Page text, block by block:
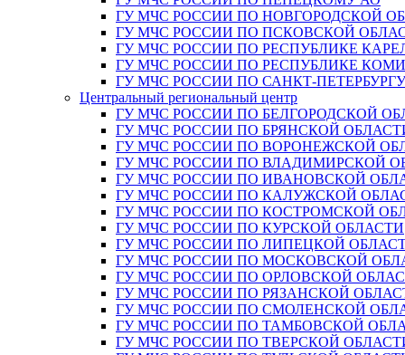
ГУ МЧС РОССИИ ПО НОВГОРОДСКОЙ
ГУ МЧС РОССИИ ПО ПСКОВСКОЙ
ГУ МЧС РОССИИ ПО РЕСПУБЛИКЕ
ГУ МЧС РОССИИ ПО РЕСПУБЛИКЕ КОМИ
ГУ МЧС РОССИИ ПО САНКТ-ПЕТЕРБУРГУ
Центральный региональный центр
ГУ МЧС РОССИИ ПО БЕЛГОРОДСКОЙ
ГУ МЧС РОССИИ ПО БРЯНСКОЙ
ГУ МЧС РОССИИ ПО ВОРОНЕЖСКОЙ
ГУ МЧС РОССИИ ПО ВЛАДИМИРСКОЙ
ГУ МЧС РОССИИ ПО ИВАНОВСКОЙ
ГУ МЧС РОССИИ ПО КАЛУЖСКОЙ
ГУ МЧС РОССИИ ПО КОСТРОМСКОЙ
ГУ МЧС РОССИИ ПО КУРСКОЙ ОБЛАСТИ
ГУ МЧС РОССИИ ПО ЛИПЕЦКОЙ
ГУ МЧС РОССИИ ПО МОСКОВСКОЙ
ГУ МЧС РОССИИ ПО ОРЛОВСКОЙ
ГУ МЧС РОССИИ ПО РЯЗАНСКОЙ
ГУ МЧС РОССИИ ПО СМОЛЕНСКОЙ
ГУ МЧС РОССИИ ПО ТАМБОВСКОЙ
ГУ МЧС РОССИИ ПО ТВЕРСКОЙ